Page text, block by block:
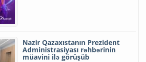
Nazir Qazaxıstanın Prezident
Administrasiyası rəhbərinin
müavini ilə görüşüb